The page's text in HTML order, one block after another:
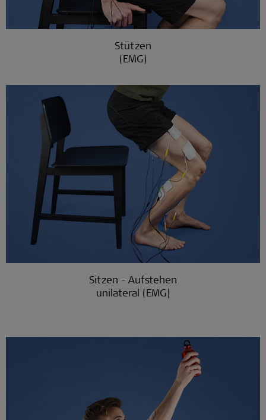
Stützen
(EMG)
Sitzen - Aufstehen
unilateral (EMG)